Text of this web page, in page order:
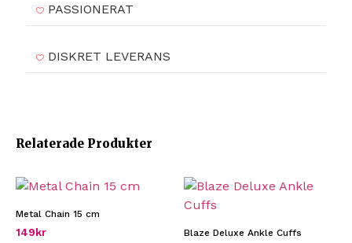
PASSIONERAT
DISKRET LEVERANS
Relaterade Produkter
Metal Chain 15 cm
149kr Blaze Deluxe Ankle Cuffs